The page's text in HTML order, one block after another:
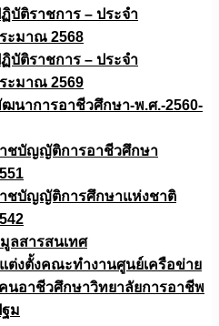
บัติราชการ – ประจำ
ะมาณ 2568
บัติราชการ – ประจำ
ะมาณ 2569
นาการอาชีวศึกษา-พ.ศ.-2560-
ชบัญญัติการอาชีวศึกษา
ชบัญญัติการศึกษาแห่งชาติ
ลสารสนเทศ
ต่งตั้งคณะทำงานศูนย์เครือข่าย
นอาชีวศึกษาวิทยาลัยการอาชีพ
ม